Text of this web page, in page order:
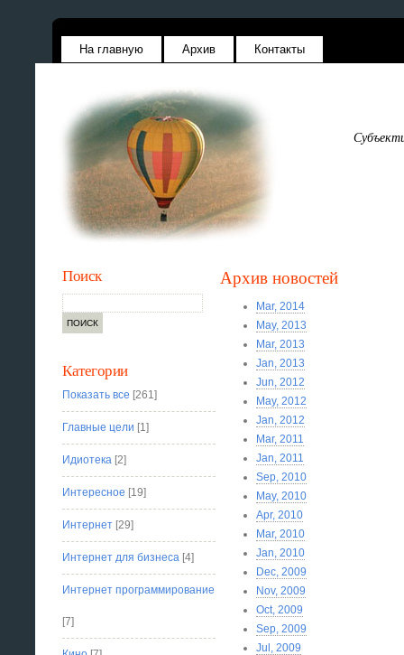
На главную Архив Контакты
Архив новостей
Mar, 2014
May, 2013
Mar, 2013
Jan, 2013
Jun, 2012
May, 2012
Jan, 2012
Mar, 2011
Jan, 2011
Sep, 2010
May, 2010
Apr, 2010
Mar, 2010
Jan, 2010
Dec, 2009
Nov, 2009
Oct, 2009
Sep, 2009
Jul, 2009
Поиск
Категории
Показать все [261]
Главные цели [1]
Идиотека [2]
Интересное [19]
Интернет [29]
Интернет для бизнеса [4]
Интернет программирование
[7]